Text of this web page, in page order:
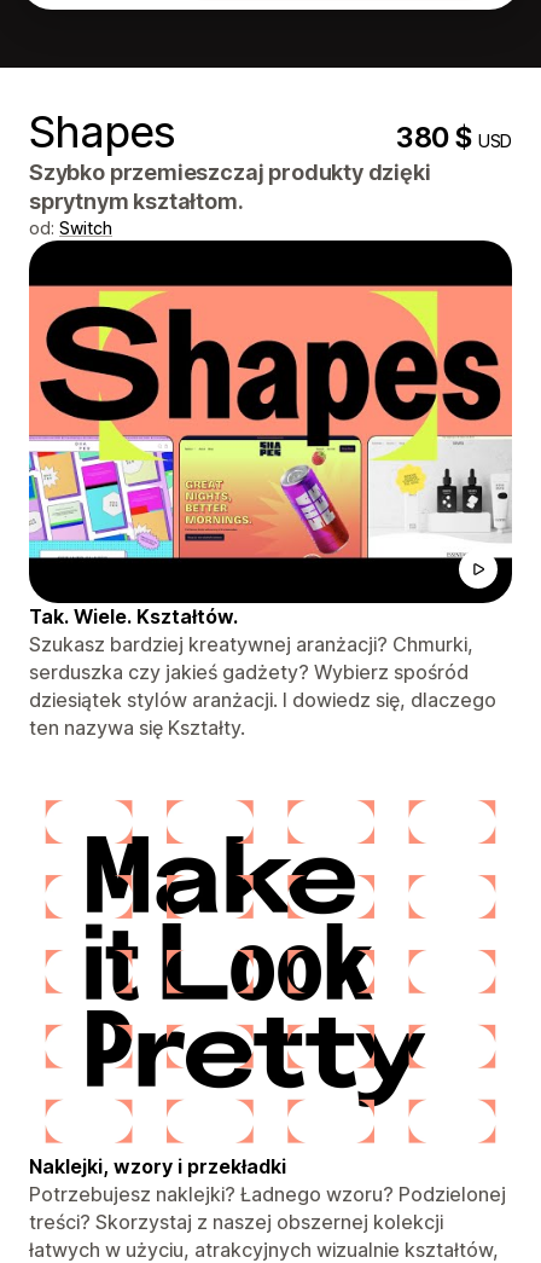
Shapes 380 $USD
Szybko przemieszczaj produkty dzięki
sprytnym kształtom.
od: Switch
Tak. Wiele. Kształtów.
Szukasz bardziej kreatywnej aranżacji? Chmurki,
serduszka czy jakieś gadżety? Wybierz spośród
dziesiątek stylów aranżacji. I dowiedz się, dlaczego
ten nazywa się Kształty.
Naklejki, wzory i przekładki
Potrzebujesz naklejki? Ładnego wzoru? Podzielonej
treści? Skorzystaj z naszej obszernej kolekcji
łatwych w użyciu, atrakcyjnych wizualnie kształtów,